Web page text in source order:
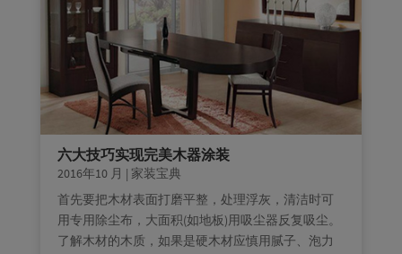
六大技巧实现完美木器涂装
2016年10 月 | 家装宝典
首先要把木材表面打磨平整，处理浮灰，清洁时可
用专用除尘布，大面积(如地板)用吸尘器反复吸尘。
了解木材的木质，如果是硬木材应慎用腻子、泡力